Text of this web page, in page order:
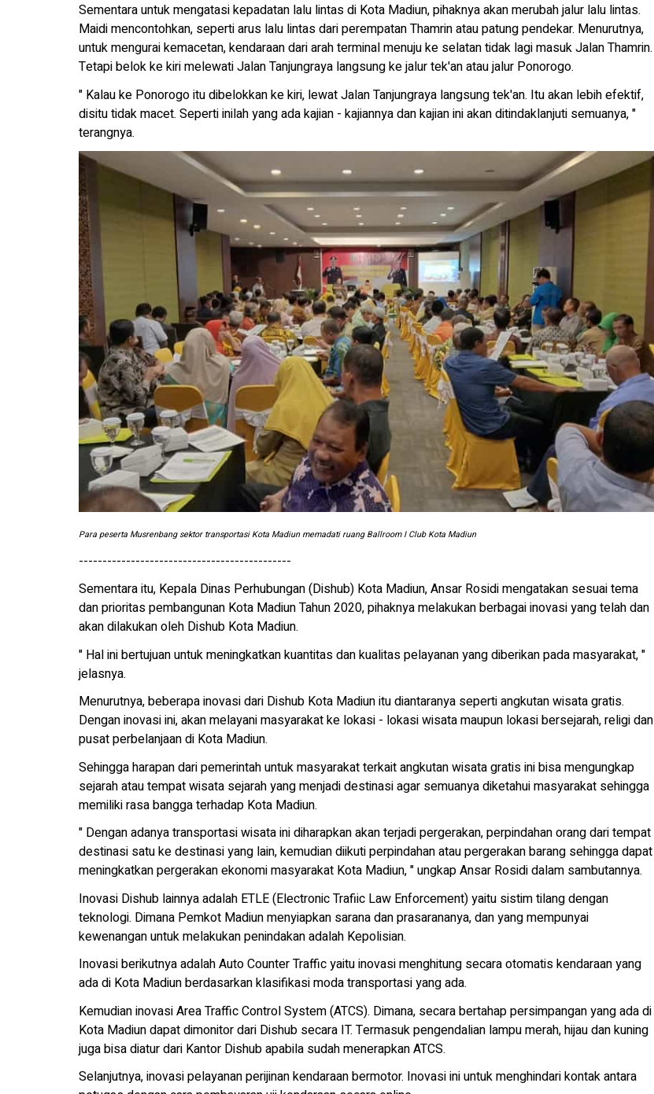
Sementara untuk mengatasi kepadatan lalu lintas di Kota Madiun, pihaknya akan merubah jalur lalu lintas.
Maidi mencontohkan, seperti arus lalu lintas dari perempatan Thamrin atau patung pendekar. Menurutnya,
untuk mengurai kemacetan, kendaraan dari arah terminal menuju ke selatan tidak lagi masuk Jalan Thamrin.
Tetapi belok ke kiri melewati Jalan Tanjungraya langsung ke jalur tek'an atau jalur Ponorogo.
" Kalau ke Ponorogo itu dibelokkan ke kiri, lewat Jalan Tanjungraya langsung tek'an. Itu akan lebih efektif,
disitu tidak macet. Seperti inilah yang ada kajian - kajiannya dan kajian ini akan ditindaklanjuti semuanya, "
terangnya.
Para peserta Musrenbang sektor transportasi Kota Madiun memadati ruang Ballroom I Club Kota Madiun
---------------------------------------------
Sementara itu, Kepala Dinas Perhubungan (Dishub) Kota Madiun, Ansar Rosidi mengatakan sesuai tema
dan prioritas pembangunan Kota Madiun Tahun 2020, pihaknya melakukan berbagai inovasi yang telah dan
akan dilakukan oleh Dishub Kota Madiun.
" Hal ini bertujuan untuk meningkatkan kuantitas dan kualitas pelayanan yang diberikan pada masyarakat, "
jelasnya.
Menurutnya, beberapa inovasi dari Dishub Kota Madiun itu diantaranya seperti angkutan wisata gratis.
Dengan inovasi ini, akan melayani masyarakat ke lokasi - lokasi wisata maupun lokasi bersejarah, religi dan
pusat perbelanjaan di Kota Madiun.
Sehingga harapan dari pemerintah untuk masyarakat terkait angkutan wisata gratis ini bisa mengungkap
sejarah atau tempat wisata sejarah yang menjadi destinasi agar semuanya diketahui masyarakat sehingga
memiliki rasa bangga terhadap Kota Madiun.
" Dengan adanya transportasi wisata ini diharapkan akan terjadi pergerakan, perpindahan orang dari tempat
destinasi satu ke destinasi yang lain, kemudian diikuti perpindahan atau pergerakan barang sehingga dapat
meningkatkan pergerakan ekonomi masyarakat Kota Madiun, " ungkap Ansar Rosidi dalam sambutannya.
Inovasi Dishub lainnya adalah ETLE (Electronic Trafiic Law Enforcement) yaitu sistim tilang dengan
teknologi. Dimana Pemkot Madiun menyiapkan sarana dan prasarananya, dan yang mempunyai
kewenangan untuk melakukan penindakan adalah Kepolisian.
Inovasi berikutnya adalah Auto Counter Traffic yaitu inovasi menghitung secara otomatis kendaraan yang
ada di Kota Madiun berdasarkan klasifikasi moda transportasi yang ada.
Kemudian inovasi Area Traffic Control System (ATCS). Dimana, secara bertahap persimpangan yang ada di
Kota Madiun dapat dimonitor dari Dishub secara IT. Termasuk pengendalian lampu merah, hijau dan kuning
juga bisa diatur dari Kantor Dishub apabila sudah menerapkan ATCS.
Selanjutnya, inovasi pelayanan perijinan kendaraan bermotor. Inovasi ini untuk menghindari kontak antara